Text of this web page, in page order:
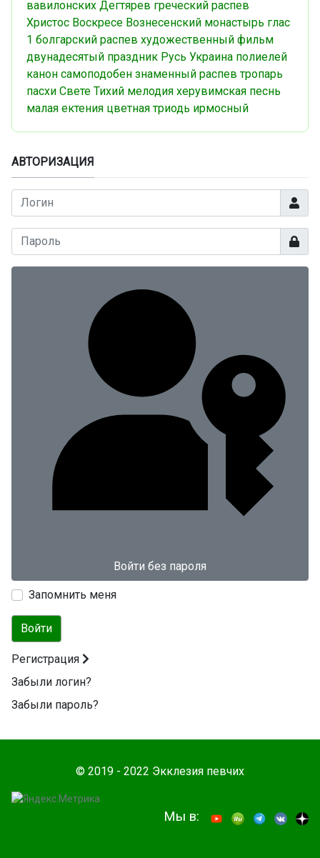
вавилонских Дегтярев греческий распев
Христос Воскресе Вознесенский монастырь глас
1 болгарский распев художественный фильм
двунадесятый праздник Русь Украина полиелей
канон самоподобен знаменный распев тропарь
пасхи Свете Тихий мелодия херувимская песнь
малая ектения цветная триодь ирмосный
АВТОРИЗАЦИЯ
Логин
Войти без пароля
Запомнить меня
Войти
Регистрация
Забыли логин?
Забыли пароль?
© 2019 - 2022 Экклезия певчих
Мы в: